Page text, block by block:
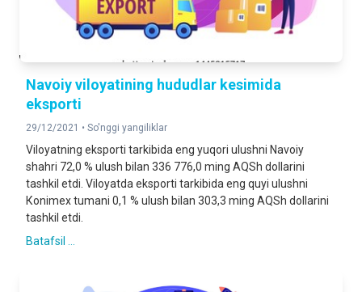
Navoiy viloyatining hududlar kesimida
eksporti
29/12/2021 • So'nggi yangiliklar
Viloyatning eksporti tarkibida eng yuqori ulushni Nаvoiy
shahri 72,0 % ulush bilan 336 776,0 ming AQSh dollarini
tashkil etdi. Viloyatda eksporti tarkibida eng quyi ulushni
Коnimex tumani 0,1 % ulush bilan 303,3 ming AQSh dollarini
tashkil etdi.
Batafsil ...